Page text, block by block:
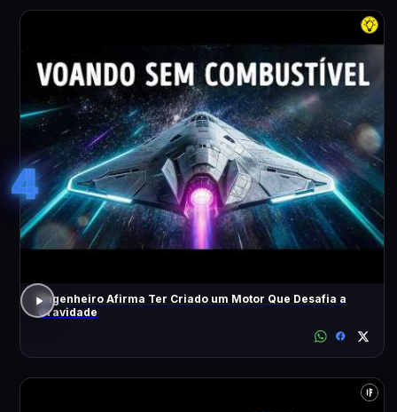
4
Engenheiro Afirma Ter Criado um Motor Que Desafia a
Gravidade